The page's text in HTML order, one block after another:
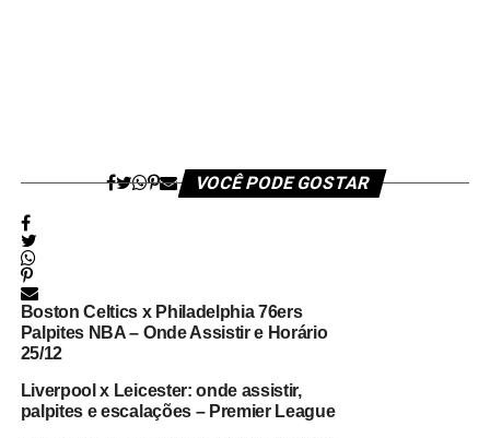
VOCÊ PODE GOSTAR
Boston Celtics x Philadelphia 76ers
Palpites NBA – Onde Assistir e Horário
25/12
Liverpool x Leicester: onde assistir,
palpites e escalações – Premier League